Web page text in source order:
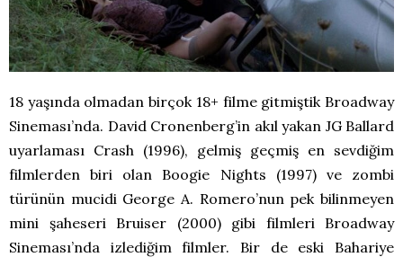
18 yaşında olmadan birçok 18+ filme gitmiştik Broadway
Sineması’nda. David Cronenberg’in akıl yakan JG Ballard
uyarlaması Crash (1996), gelmiş geçmiş en sevdiğim
filmlerden biri olan Boogie Nights (1997) ve zombi
türünün mucidi George A. Romero’nun pek bilinmeyen
mini şaheseri Bruiser (2000) gibi filmleri Broadway
Sineması’nda izlediğim filmler. Bir de eski Bahariye